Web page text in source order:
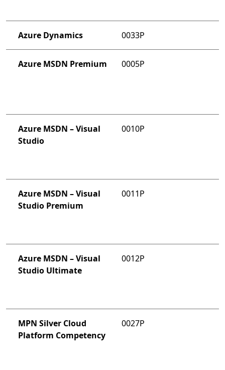
Azure Dynamics 0033P
Azure MSDN Premium 0005P
Azure MSDN – Visual
Studio
0010P
Azure MSDN – Visual
Studio Premium
0011P
Azure MSDN – Visual
Studio Ultimate
0012P
MPN Silver Cloud
Platform Competency
0027P